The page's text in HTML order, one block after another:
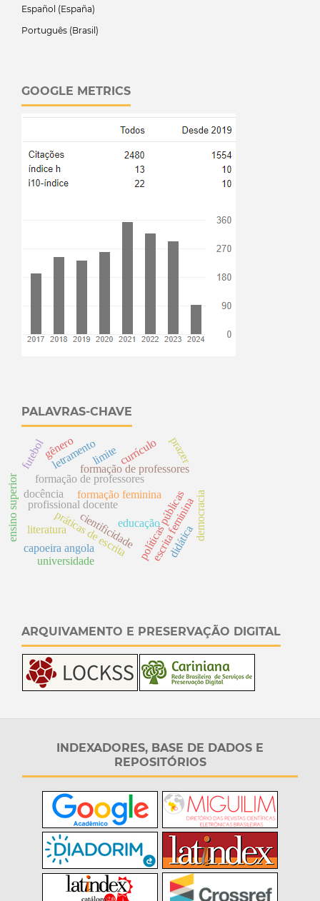
Español (España)
Português (Brasil)
GOOGLE METRICS
PALAVRAS-CHAVE
p
o
l
í
t
i
c
a
s
p
ú
b
l
i
c
a
s
formação de professores
profissional docente
práticas de escrita
literatura
formação feminina
escrita feminina
formação de professores
ensino superior cientificidadeeducação
letramento
docência
currículo
capoeira angola
universidade
democracia
didática
prazer
limite
gênero
futebol
ARQUIVAMENTO E PRESERVAÇÃO DIGITAL
INDEXADORES, BASE DE DADOS E
REPOSITÓRIOS